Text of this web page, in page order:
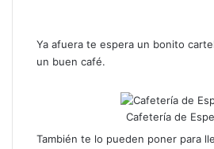
Ya afuera te espera un bonito
un buen café.
Cafetería de
También te lo pueden poner para